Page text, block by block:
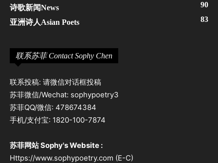
诗歌新闻News 90
亚洲诗人Asian Poets 83
联系苏菲 Contact Sophy Chen
联系投稿: 请微信对话框投稿
苏菲微信/Wechat: sophypoetry3
苏菲QQ/微信: 478674384
手机/支付宝: 1820-100-7874
苏菲网站 Sophy's Website :
Https://www.sophypoetry.com (E-C)